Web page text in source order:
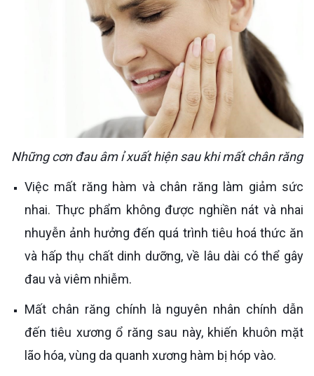
Những cơn đau âm ỉ xuất hiện sau khi mất chân răng
Việc mất răng hàm và chân răng làm giảm sức
nhai. Thực phẩm không được nghiền nát và nhai
nhuyễn ảnh hưởng đến quá trình tiêu hoá thức ăn
và hấp thụ chất dinh dưỡng, về lâu dài có thể gây
đau và viêm nhiễm.
Mất chân răng chính là nguyên nhân chính dẫn
đến tiêu xương ổ răng sau này, khiến khuôn mặt
lão hóa, vùng da quanh xương hàm bị hóp vào.